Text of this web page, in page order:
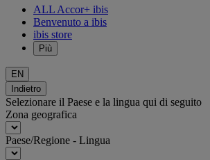
ALL Accor+ ibis
Benvenuto a ibis
ibis store
Più
EN
Indietro
Selezionare il Paese e la lingua qui di seguito
Zona geografica
Paese/Regione - Lingua